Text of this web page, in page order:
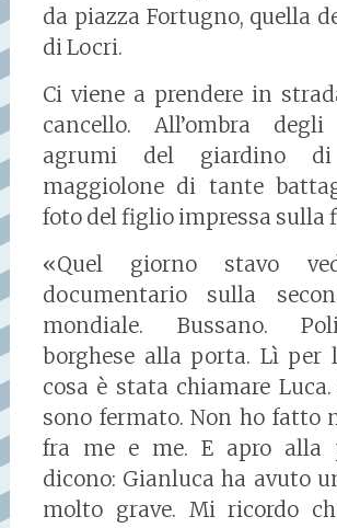
da piazza Fortugno, quella
di Locri.
Ci viene a prendere in
cancello. All’ombra
agrumi del giardino
maggiolone di tante
foto del figlio impressa sulla
«Quel giorno stavo
documentario sulla
mondiale. Bussano.
borghese alla porta. Lì per
cosa è stata chiamare
sono fermato. Non ho fatto
fra me e me. E apro alla
dicono: Gianluca ha avuto
molto grave. Mi ricordo